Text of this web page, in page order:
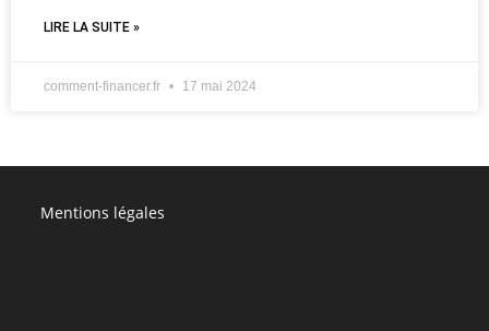
LIRE LA SUITE »
comment-financer.fr 17 mai 2024
Mentions légales